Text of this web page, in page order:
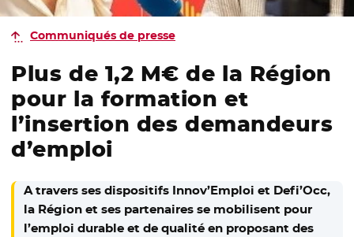
Communiqués de presse
Plus de 1,2 M€ de la Région
pour la formation et
l’insertion des demandeurs
d’emploi
A travers ses dispositifs Innov’Emploi et Defi’Occ,
la Région et ses partenaires se mobilisent pour
l’emploi durable et de qualité en proposant des